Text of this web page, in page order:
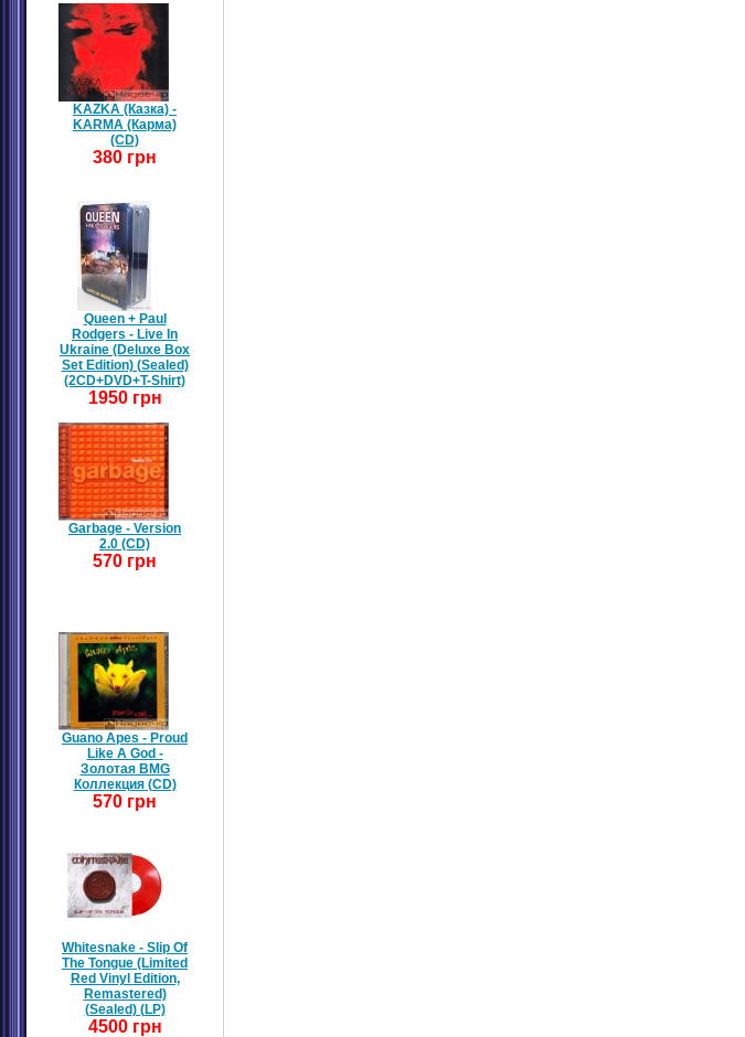
KAZKA (Казка) -
KARMA (Карма)
(CD)
380 грн
Queen + Paul
Rodgers - Live In
Ukraine (Deluxe Box
Set Edition) (Sealed)
(2CD+DVD+T-Shirt)
1950 грн
Garbage - Version
2.0 (CD)
570 грн
Guano Apes - Proud
Like A God -
Золотая BMG
Коллекция (CD)
570 грн
Whitesnake - Slip Of
The Tongue (Limited
Red Vinyl Edition,
Remastered)
(Sealed) (LP)
4500 грн